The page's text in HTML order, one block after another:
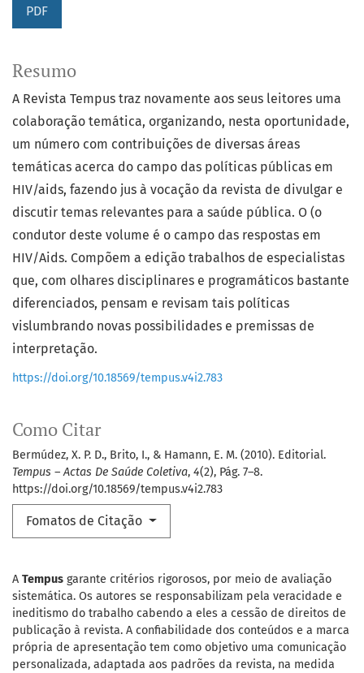
PDF
Como Citar
Bermúdez, X. P. D., Brito, I., & Hamann, E. M. (2010). Editorial.
Tempus – Actas De Saúde Coletiva, 4(2), Pág. 7–8.
https://doi.org/10.18569/tempus.v4i2.783
Fomatos de Citação
Resumo
A Revista Tempus traz novamente aos seus leitores uma
colaboração temática, organizando, nesta oportunidade,
um número com contribuições de diversas áreas
temáticas acerca do campo das políticas públicas em
HIV/aids, fazendo jus à vocação da revista de divulgar e
discutir temas relevantes para a saúde pública. O (o
condutor deste volume é o campo das respostas em
HIV/Aids. Compõem a edição trabalhos de especialistas
que, com olhares disciplinares e programáticos bastante
diferenciados, pensam e revisam tais políticas
vislumbrando novas possibilidades e premissas de
interpretação.
https://doi.org/10.18569/tempus.v4i2.783
A Tempus garante critérios rigorosos, por meio de avaliação
sistemática. Os autores se responsabilizam pela veracidade e
ineditismo do trabalho cabendo a eles a cessão de direitos de
publicação à revista. A confiabilidade dos conteúdos e a marca
própria de apresentação tem como objetivo uma comunicação
personalizada, adaptada aos padrões da revista, na medida